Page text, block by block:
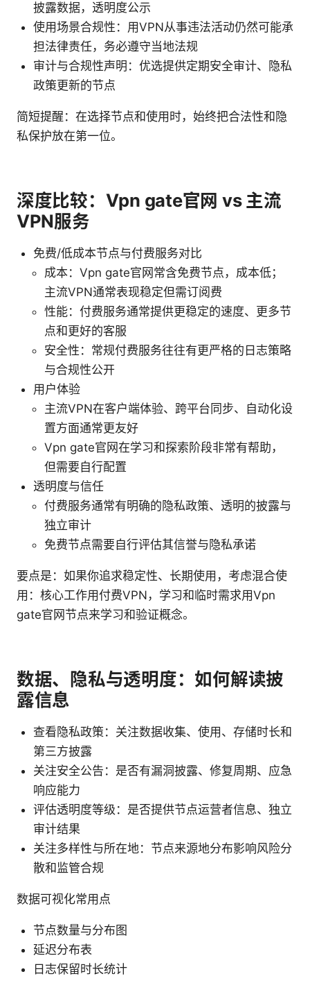
披露数据，透明度公示
使用场景合规性：用VPN从事违法活动仍然可能承
担法律责任，务必遵守当地法规
审计与合规性声明：优选提供定期安全审计、隐私
政策更新的节点
简短提醒：在选择节点和使用时，始终把合法性和隐
私保护放在第一位。
深度比较：Vpn gate官网 vs 主流
VPN服务
免费/低成本节点与付费服务对比
成本：Vpn gate官网常含免费节点，成本低；
主流VPN通常表现稳定但需订阅费
性能：付费服务通常提供更稳定的速度、更多节
点和更好的客服
安全性：常规付费服务往往有更严格的日志策略
与合规性公开
用户体验
主流VPN在客户端体验、跨平台同步、自动化设
置方面通常更友好
Vpn gate官网在学习和探索阶段非常有帮助，
但需要自行配置
透明度与信任
付费服务通常有明确的隐私政策、透明的披露与
独立审计
免费节点需要自行评估其信誉与隐私承诺
要点是：如果你追求稳定性、长期使用，考虑混合使
用：核心工作用付费VPN，学习和临时需求用Vpn
gate官网节点来学习和验证概念。
数据、隐私与透明度：如何解读披
露信息
查看隐私政策：关注数据收集、使用、存储时长和
第三方披露
关注安全公告：是否有漏洞披露、修复周期、应急
响应能力
评估透明度等级：是否提供节点运营者信息、独立
审计结果
关注多样性与所在地：节点来源地分布影响风险分
散和监管合规
数据可视化常用点
节点数量与分布图
延迟分布表
日志保留时长统计